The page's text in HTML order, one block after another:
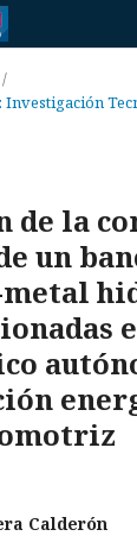
/
Investigación
de la
un
Calderón